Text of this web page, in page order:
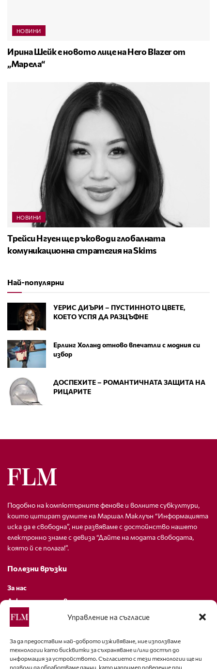
Управление на съгласие
За да предоставим най-доброто изживяване, ние използваме
технологии като бисквитки за съхраняване и/или достъп до
информация за устройството. Съгласието с тези технологии ще ни
позволи да обработваме данни, като например поведение при
НОВИНИ
Ирина Шейк е новото лице на Hero Blazer от
„Марела“
НОВИНИ
Трейси Нгуен ще ръководи глобалната
комуникационна стратегия на Skims
Най-популярни
УЕРИС ДИЪРИ – ПУСТИННОТО ЦВЕТЕ,
КОЕТО УСПЯ ДА РАЗЦЪФНЕ
Ерлинг Холанд отново впечатли с модния си
избор
ДОСПЕХИТЕ – РОМАНТИЧНАТА ЗАЩИТА НА
РИЦАРИТЕ
Подобно на компютърните фенове и волните субкултури,
които цитират думите на Маршал Маклуън “Информацията
иска да е свободна”, ние развяваме с достойнство нашето
електронно знаме с девиза “Дайте на модата свободата,
която й се полага!”.
Полезни връзки
За нас
Декларация за поверителност
Политика за бисквитки
За контакти
editor@fashion-lifestyle.net